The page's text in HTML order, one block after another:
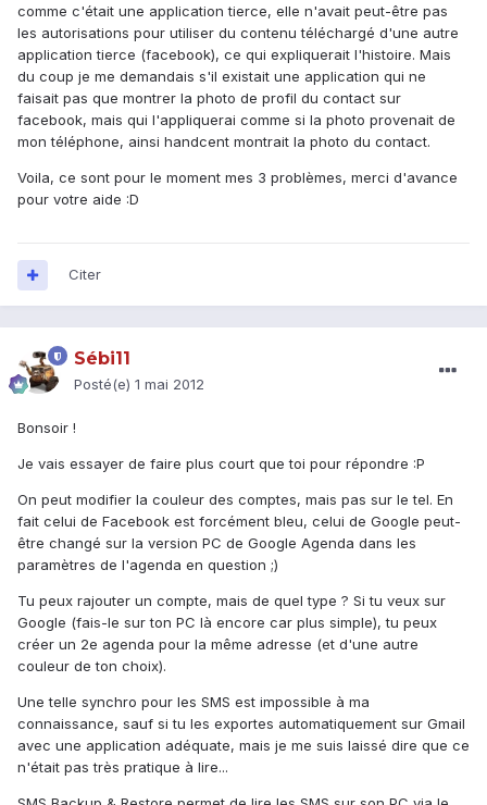
comme c'était une application tierce, elle n'avait peut-être pas
les autorisations pour utiliser du contenu téléchargé d'une autre
application tierce (facebook), ce qui expliquerait l'histoire. Mais
du coup je me demandais s'il existait une application qui ne
faisait pas que montrer la photo de profil du contact sur
facebook, mais qui l'appliquerai comme si la photo provenait de
mon téléphone, ainsi handcent montrait la photo du contact.
Voila, ce sont pour le moment mes 3 problèmes, merci d'avance
pour votre aide :D
Citer
Sébi11
Posté(e) 1 mai 2012
Bonsoir !
Je vais essayer de faire plus court que toi pour répondre :P
On peut modifier la couleur des comptes, mais pas sur le tel. En
fait celui de Facebook est forcément bleu, celui de Google peut-
être changé sur la version PC de Google Agenda dans les
paramètres de l'agenda en question ;)
Tu peux rajouter un compte, mais de quel type ? Si tu veux sur
Google (fais-le sur ton PC là encore car plus simple), tu peux
créer un 2e agenda pour la même adresse (et d'une autre
couleur de ton choix).
Une telle synchro pour les SMS est impossible à ma
connaissance, sauf si tu les exportes automatiquement sur Gmail
avec une application adéquate, mais je me suis laissé dire que ce
n'était pas très pratique à lire...